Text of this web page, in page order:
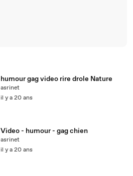
humour gag video rire drole Nature
asrinet
il y a 20 ans
Video - humour - gag chien
asrinet
il y a 20 ans